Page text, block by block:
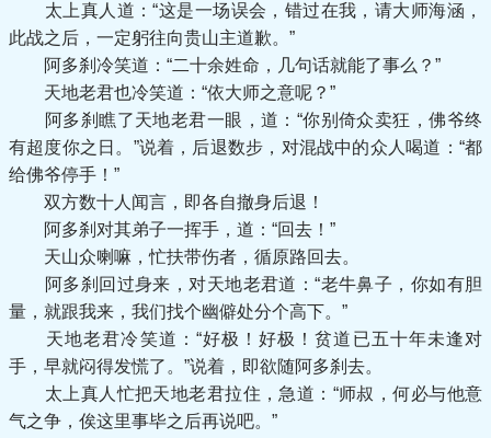
太上真人道：“这是一场误会，错过在我，请大师海涵，
此战之后，一定躬往向贵山主道歉。”
阿多刹冷笑道：“二十余姓命，几句话就能了事么？”
天地老君也冷笑道：“依大师之意呢？”
阿多刹瞧了天地老君一眼，道：“你别倚众卖狂，佛爷终
有超度你之日。”说着，后退数步，对混战中的众人喝道：“都
给佛爷停手！”
双方数十人闻言，即各自撤身后退！
阿多刹对其弟子一挥手，道：“回去！”
天山众喇嘛，忙扶带伤者，循原路回去。
阿多刹回过身来，对天地老君道：“老牛鼻子，你如有胆
量，就跟我来，我们找个幽僻处分个高下。”
天地老君冷笑道：“好极！好极！贫道已五十年未逢对
手，早就闷得发慌了。”说着，即欲随阿多刹去。
太上真人忙把天地老君拉住，急道：“师叔，何必与他意
气之争，俟这里事毕之后再说吧。”